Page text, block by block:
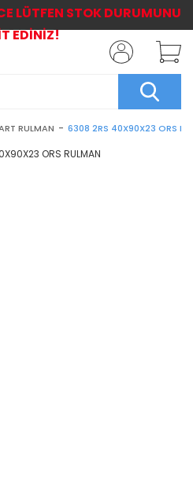
RULMAN 6308 2RS 40X90X23 ORS
LÜTFEN STOK DURUMUNU
EDİNİZ!